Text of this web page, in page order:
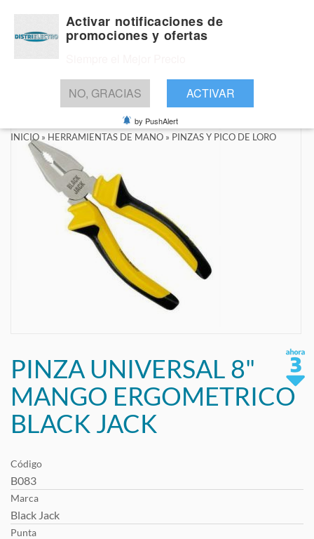
INICIO » HERRAMIENTAS DE MANO » PINZAS Y PICO DE LORO
PINZA UNIVERSAL 8"
MANGO ERGOMETRICO
BLACK JACK
Código
B083
Marca
Black Jack
Punta
Activar notificaciones de
promociones y ofertas
NO, GRACIAS ACTIVAR
by PushAlert